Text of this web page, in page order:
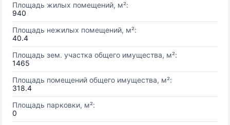
Площадь жилых помещений, м²:
940
Площадь нежилых помещений, м²:
40.4
Площадь зем. участка общего имущества, м²:
1465
Площадь помещений общего имущества, м²:
318.4
Площадь парковки, м²:
0